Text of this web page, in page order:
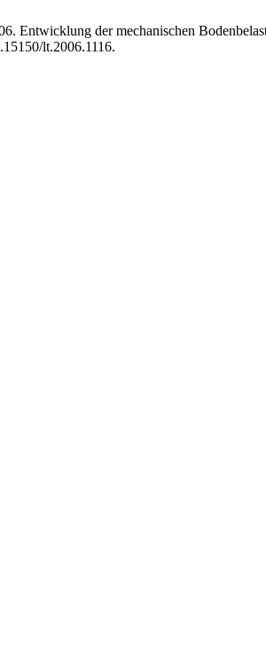
Entwicklung der mechanischen
lt.2006.1116.